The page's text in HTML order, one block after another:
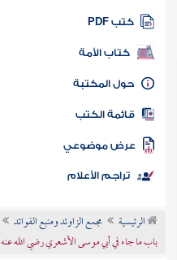
كتب PDF
كتاب الأمة
المكتبة
الكتب
موضوعي
تراجم الأعلام
الرئيسية مجمع الزاوئد ومنبع الفوائد
باب ما جاء في أبي موسى الأشعري رضي الله عنه